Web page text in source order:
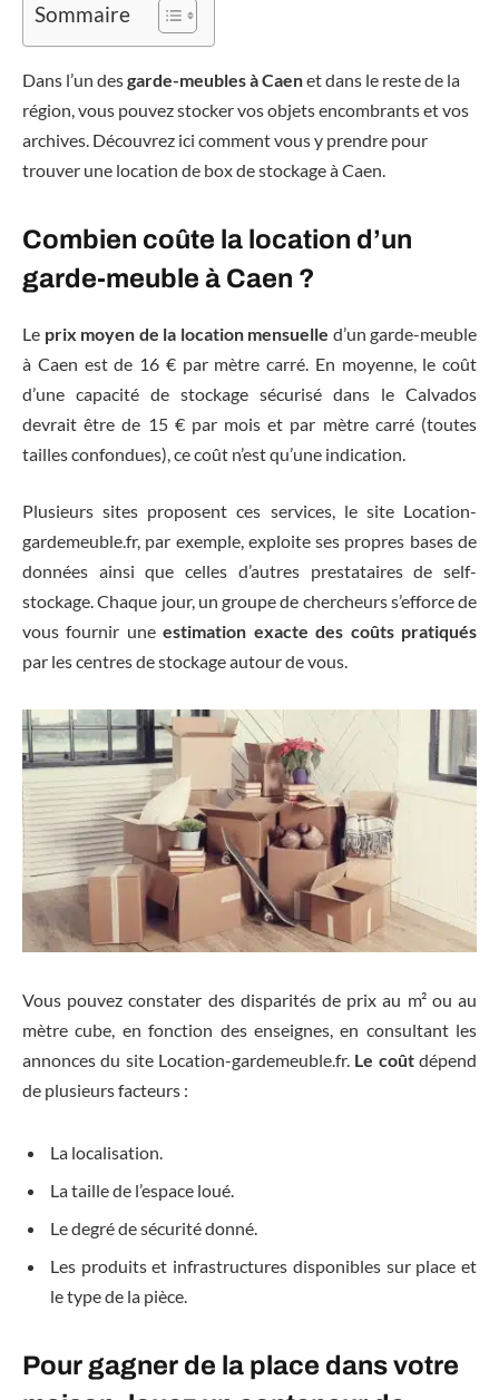
Sommaire
Dans l’un desgarde-meubles à Caenet dans le reste de la
région, vous pouvez stocker vos objets encombrants et vos
archives. Découvrez ici comment vous y prendre pour
trouver une location de box de stockage à Caen.
Combien coûte la location d’un
garde-meuble à Caen ?
Le prix moyen de la location mensuelle d’un garde-meuble
à Caen est de 16 € par mètre carré. En moyenne, le coût
d’une capacité de stockage sécurisé dans le Calvados
devrait être de 15 € par mois et par mètre carré (toutes
tailles confondues), ce coût n’est qu’une indication.
Plusieurs sites proposent ces services, le site Location-
gardemeuble.fr, par exemple, exploite ses propres bases de
données ainsi que celles d’autres prestataires de self-
stockage. Chaque jour, un groupe de chercheurs s’efforce de
vous fournir uneestimation exacte des coûts pratiqués
par les centres de stockage autour de vous.
Vous pouvez constater des disparités de prix au m² ou au
mètre cube, en fonction des enseignes, en consultant les
annonces du site Location-gardemeuble.fr. Le coûtdépend
de plusieurs facteurs :
La localisation.
La taille de l’espace loué.
Le degré de sécurité donné.
Les produits et infrastructures disponibles sur place et
le type de la pièce.
Pour gagner de la place dans votre